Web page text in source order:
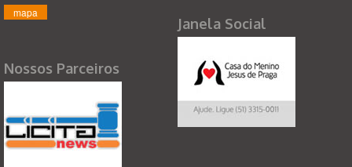
mapa
Nossos Parceiros
Janela Social